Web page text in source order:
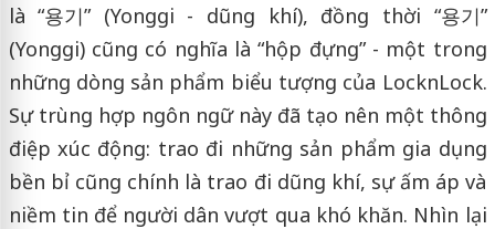
là “용기” (Yonggi - dũng khí), đồng thời “용기”
(Yonggi) cũng có nghĩa là “hộp đựng” - một trong
những dòng sản phẩm biểu tượng của LocknLock.
Sự trùng hợp ngôn ngữ này đã tạo nên một thông
điệp xúc động: trao đi những sản phẩm gia dụng
bền bỉ cũng chính là trao đi dũng khí, sự ấm áp và
niềm tin để người dân vượt qua khó khăn. Nhìn lại